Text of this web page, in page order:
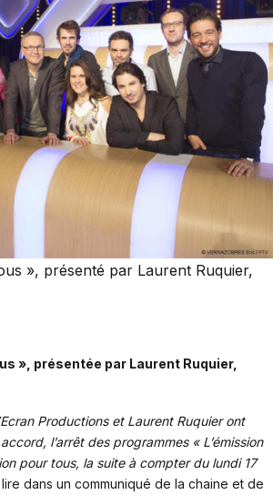
», présenté par Laurent Ruquier,
», présentée par Laurent Ruquier,
Productions et Laurent Ruquier ont
l’arrêt des programmes « L’émission
pour tous, la suite à compter du lundi 17
dans un communiqué de la chaine et de